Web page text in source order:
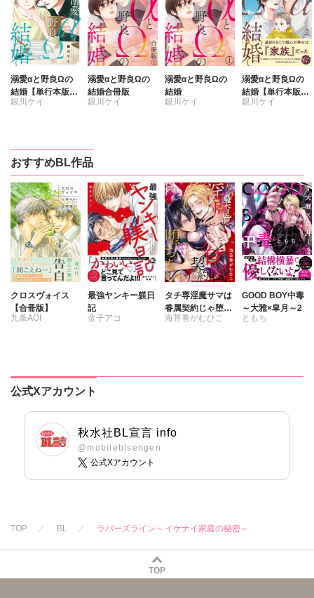
溺愛αと野良Ωの
結婚【単行本版】
【電子書店特典付
銀川ケイ
溺愛αと野良Ωの
結婚合冊版
銀川ケイ
溺愛αと野良Ωの
結婚
銀川ケイ
溺愛αと野良Ωの
結婚【単行本版】
【電子書店特典付
銀川ケイ
おすすめBL作品
クロスヴォイス
【合冊版】
九条AOI
最強ヤンキー躾日
記
金子アコ
タチ専淫魔サマは
眷属契約じゃ堕ち
ない
海苔巻がむひこ
GOOD BOY中毒
～大雅×皐月～2
ともち
公式Xアカウント
秋水社BL宣言 info
@mobileblsengen
公式Xアカウント
TOP BL ラバーズライン～イケナイ家庭の秘密～
TOP